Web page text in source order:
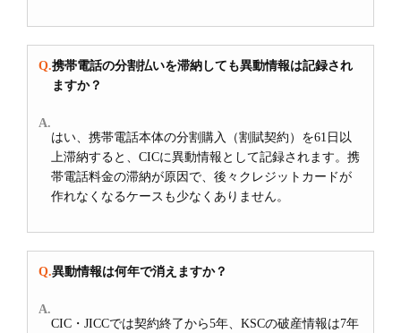
携帯電話の分割払いを滞納しても異動情報は記録され
ますか？
はい、携帯電話本体の分割購入（割賦契約）を61日以
上滞納すると、CICに異動情報として記録されます。携
帯電話料金の滞納が原因で、後々クレジットカードが
作れなくなるケースも少なくありません。
異動情報は何年で消えますか？
CIC・JICCでは契約終了から5年、KSCの破産情報は7年